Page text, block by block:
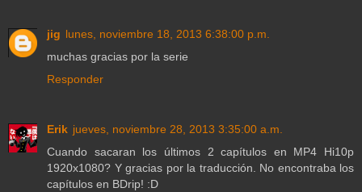
jig lunes, noviembre 18, 2013 6:38:00 p.m.
muchas gracias por la serie
Responder
Erik jueves, noviembre 28, 2013 3:35:00 a.m.
Cuando sacaran los últimos 2 capítulos en MP4 Hi10p
1920x1080? Y gracias por la traducción. No encontraba los
capítulos en BDrip! :D